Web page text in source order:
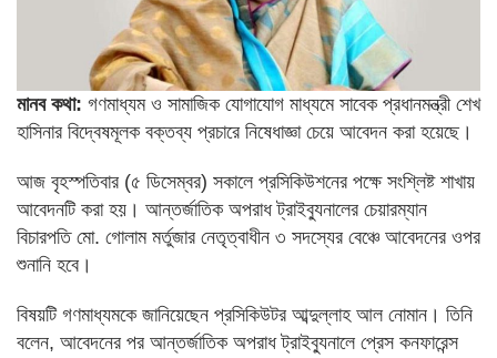
মানব কথা: গণমাধ্যম ও সামাজিক যোগাযোগ মাধ্যমে সাবেক প্রধানমন্ত্রী শেখ
হাসিনার বিদ্বেষমূলক বক্তব্য প্রচারে নিষেধাজ্ঞা চেয়ে আবেদন করা হয়েছে।
আজ বৃহস্পতিবার (৫ ডিসেম্বর) সকালে প্রসিকিউশনের পক্ষে সংশ্লিষ্ট শাখায়
আবেদনটি করা হয়। আন্তর্জাতিক অপরাধ ট্রাইব্যুনালের চেয়ারম্যান
বিচারপতি মো. গোলাম মর্তুজার নেতৃত্বাধীন ৩ সদস্যের বেঞ্চে আবেদনের ওপর
শুনানি হবে।
বিষয়টি গণমাধ্যমকে জানিয়েছেন প্রসিকিউটর আব্দুল্লাহ আল নোমান। তিনি
বলেন, আবেদনের পর আন্তর্জাতিক অপরাধ ট্রাইব্যুনালে প্রেস কনফারেন্স